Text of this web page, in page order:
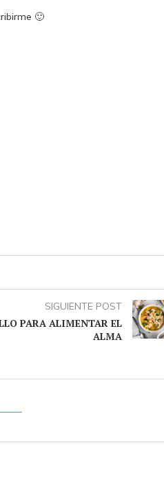
🙂
SIGUIENTE POST
PARA ALIMENTAR EL
ALMA